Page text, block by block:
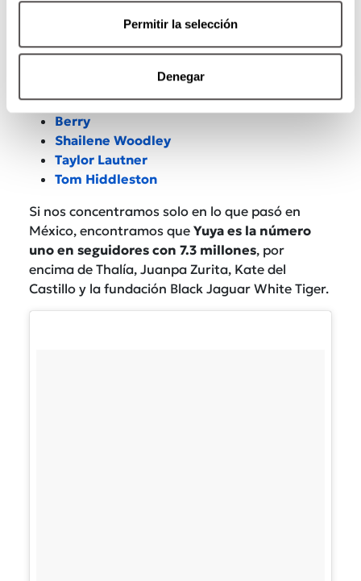
Permitir la selección
Denegar
Kanye West
Berry
Shailene Woodley
Taylor Lautner
Tom Hiddleston
Si nos concentramos solo en lo que pasó en
México, encontramos que Yuya es la número
uno en seguidores con 7.3 millones, por
encima de Thalía, Juanpa Zurita, Kate del
Castillo y la fundación Black Jaguar White Tiger.